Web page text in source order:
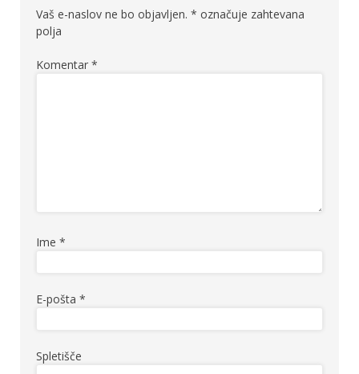
Vaš e-naslov ne bo objavljen. * označuje zahtevana
polja
Komentar *
Ime *
E-pošta *
Spletišče